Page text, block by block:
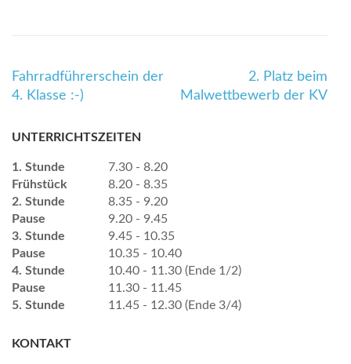
Beitragsnavigation
Fahrradführerschein der
4. Klasse :-)
2. Platz beim
Malwettbewerb der KV
UNTERRICHTSZEITEN
1. Stunde
7.30 - 8.20
Frühstück
8.20 - 8.35
2. Stunde
8.35 - 9.20
Pause
9.20 - 9.45
3. Stunde
9.45 - 10.35
Pause
10.35 - 10.40
4. Stunde
10.40 - 11.30 (Ende 1/2)
Pause
11.30 - 11.45
5. Stunde
11.45 - 12.30 (Ende 3/4)
KONTAKT